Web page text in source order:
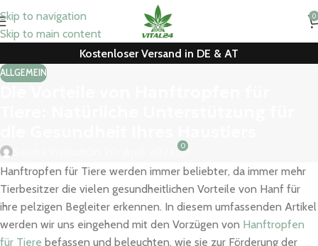
Skip to navigation
Skip to main content
0
Kostenloser Versand in DE & AT
ALLGEMEIN
0
Hanftropfen für Tiere werden immer beliebter, da immer mehr
Tierbesitzer die vielen gesundheitlichen Vorteile von Hanf für
ihre pelzigen Begleiter erkennen. In diesem umfassenden Artikel
werden wir uns eingehend mit den Vorzügen von Hanftropfen
für Tiere befassen und beleuchten, wie sie zur Förderung der